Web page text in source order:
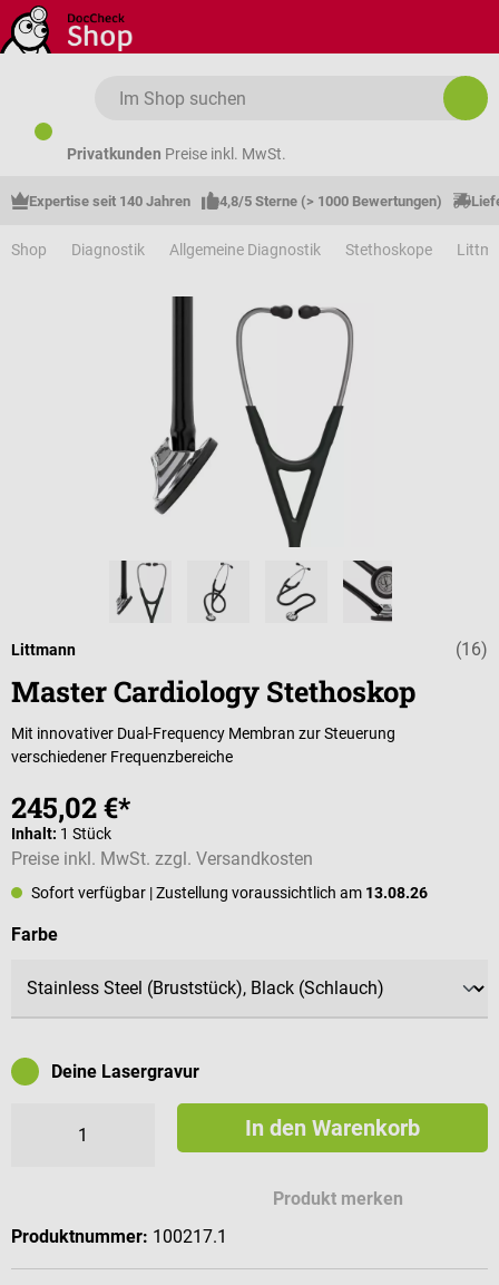
Zum Hauptinhalt springen
Privatkunden Preise inkl. MwSt.
Expertise seit 140 Jahren 4,8/5 Sterne (> 1000 Bewertungen)
Shop Diagnostik Allgemeine Diagnostik Stethoskope
(16)
Littmann
Master Cardiology Stethoskop
Mit innovativer Dual-Frequency Membran zur Steuerung
verschiedener Frequenzbereiche
245,02 €*
Inhalt: 1 Stück
Preise inkl. MwSt. zzgl. Versandkosten
Sofort verfügbar | Zustellung voraussichtlich am 13.08.26
Farbeauswählen
Deine Lasergravur
In den Warenkorb
Produkt merken
Produktnummer: 100217.1